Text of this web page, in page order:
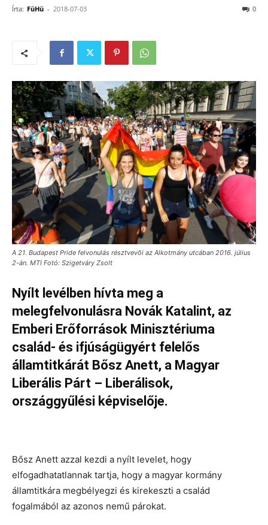
Írta: FüHü - 2018-07-03 0
A 21. Budapest Pride felvonulás résztvevõi az Alkotmány utcában 2016. július
2-án. MTI Fotó: Szigetváry Zsolt
Nyílt levélben hívta meg a
melegfelvonulásra Novák Katalint, az
Emberi Erőforrások Minisztériuma
család- és ifjúságügyért felelős
államtitkárát Bősz Anett, a Magyar
Liberális Párt – Liberálisok,
országgyűlési képviselője.
Bősz Anett azzal kezdi a nyílt levelet, hogy
elfogadhatatlannak tartja, hogy a magyar kormány
államtitkára megbélyegzi és kirekeszti a család
fogalmából az azonos nemű párokat.